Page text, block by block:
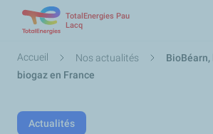
contenu
TotalEnergies Pau
Lacq
Fil
d'Ariane
Accueil Nos actualités
biogaz en France
Actualités